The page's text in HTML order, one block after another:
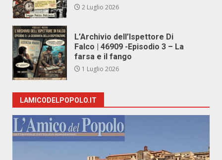
2 Luglio 2026
L’Archivio dell’Ispettore Di
Falco | 46909 -Episodio 3 – La
farsa e il fango
1 Luglio 2026
LAMICODELPOPOLO.IT